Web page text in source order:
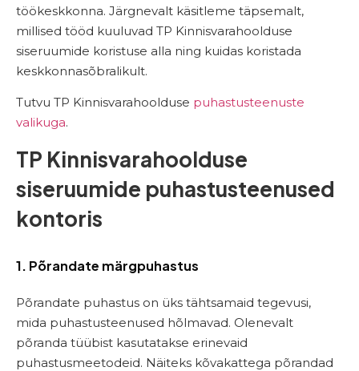
töökeskkonna. Järgnevalt käsitleme täpsemalt,
millised tööd kuuluvad TP Kinnisvarahoolduse
siseruumide koristuse alla ning kuidas koristada
keskkonnasõbralikult.
Tutvu TP Kinnisvarahoolduse puhastusteenuste
valikuga.
TP Kinnisvarahoolduse
siseruumide puhastusteenused
kontoris
1. Põrandate märgpuhastus
Põrandate puhastus on üks tähtsamaid tegevusi,
mida puhastusteenused hõlmavad. Olenevalt
põranda tüübist kasutatakse erinevaid
puhastusmeetodeid. Näiteks kõvakattega põrandad